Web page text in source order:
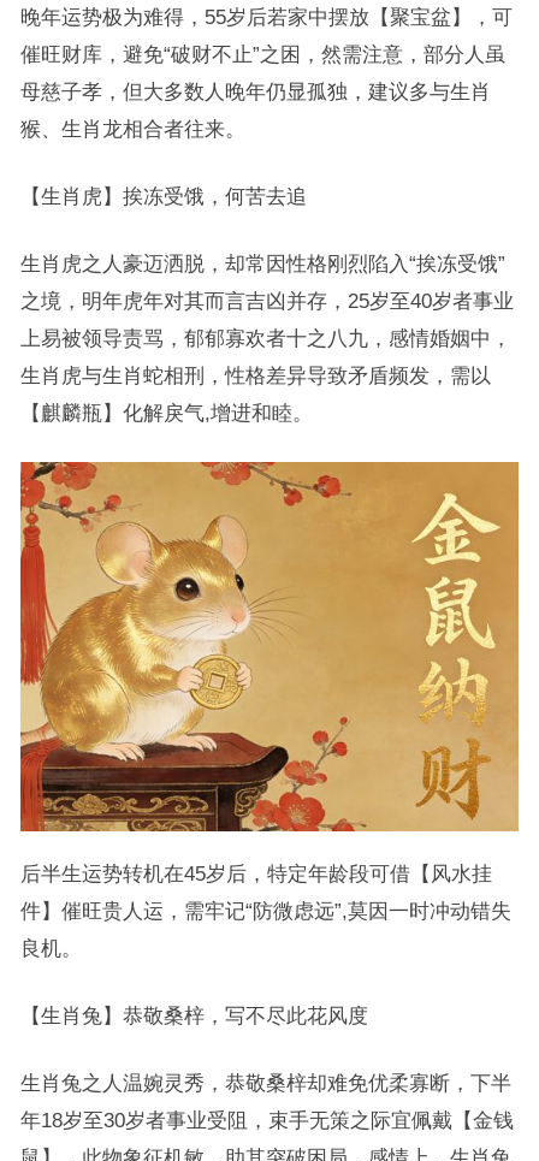
晚年运势极为难得，55岁后若家中摆放【聚宝盆】，可
催旺财库，避免“破财不止”之困，然需注意，部分人虽
母慈子孝，但大多数人晚年仍显孤独，建议多与生肖
猴、生肖龙相合者往来。
【生肖虎】挨冻受饿，何苦去追
生肖虎之人豪迈洒脱，却常因性格刚烈陷入“挨冻受饿”
之境，明年虎年对其而言吉凶并存，25岁至40岁者事业
上易被领导责骂，郁郁寡欢者十之八九，感情婚姻中，
生肖虎与生肖蛇相刑，性格差异导致矛盾频发，需以
【麒麟瓶】化解戾气,增进和睦。
后半生运势转机在45岁后，特定年龄段可借【风水挂
件】催旺贵人运，需牢记“防微虑远”,莫因一时冲动错失
良机。
【生肖兔】恭敬桑梓，写不尽此花风度
生肖兔之人温婉灵秀，恭敬桑梓却难免优柔寡断，下半
年18岁至30岁者事业受阻，束手无策之际宜佩戴【金钱